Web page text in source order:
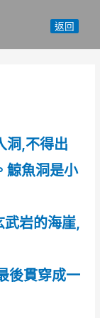
洞,不得出
鯨魚洞是小
武岩的海崖,
後貫穿成一